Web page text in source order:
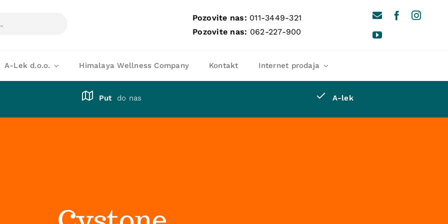
Pozovite nas: 011-3449-321
Pozovite nas: 062-227-900
A-Lek d.o.o. Himalaya Wellness Company Kontakt Internet prodaja
Put do nas A-lek